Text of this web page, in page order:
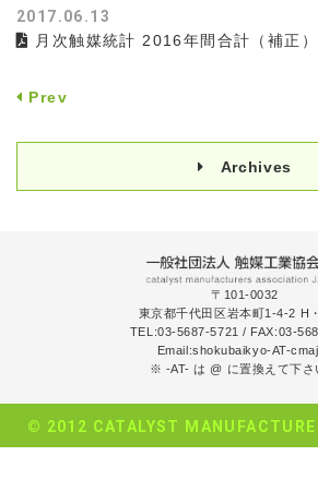
2017.06.13
月次触媒統計 2016年間合計（補正）
Prev
Archives
〒101-0032
東京都千代田区岩本町1-4-2 H
TEL:03-5687-5721 / FAX:03-
Email:shokubaikyo-AT-
※ -AT- は @ に置換えて下さ
© 2012 CATALYST